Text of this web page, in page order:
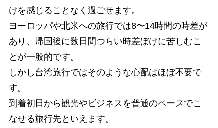
けを感じることなく過ごせます。
ヨーロッパや北米への旅行では8〜14時間の時差が
あり、帰国後に数日間つらい時差ぼけに苦しむこ
とが一般的です。
しかし台湾旅行ではそのような心配はほぼ不要で
す。
到着初日から観光やビジネスを普通のペースでこ
なせる旅行先といえます。